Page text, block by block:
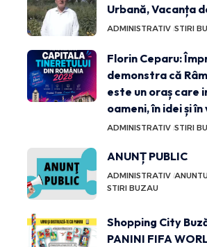
Urbană, Vacanța
ADMINISTRATIV STIRI
Florin Ceparu:
demonstra că
este un oraș care
oameni, în idei și
ADMINISTRATIV STIRI
ANUNȚ PUBLIC
ADMINISTRATIV
STIRI BUZAU
Shopping City
PANINI FIFA